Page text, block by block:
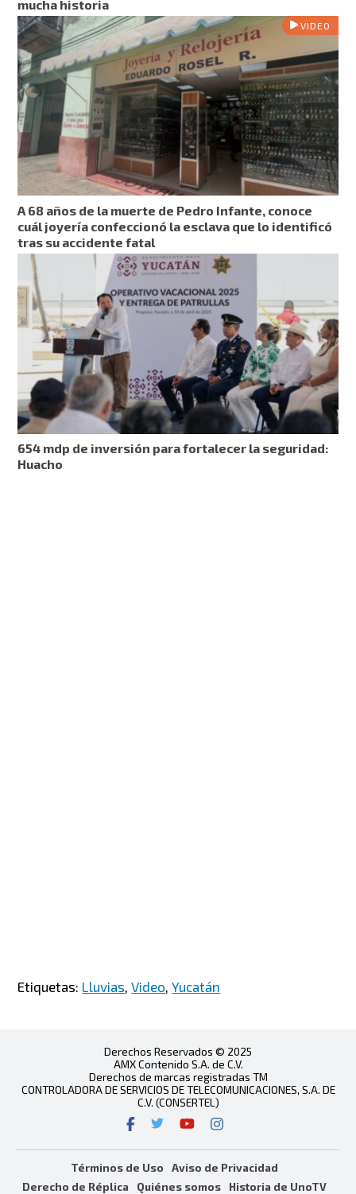
mucha historia
VIDEO
A 68 años de la muerte de Pedro Infante, conoce
cuál joyería confeccionó la esclava que lo identificó
tras su accidente fatal
654 mdp de inversión para fortalecer la seguridad:
Huacho
Etiquetas: Lluvias ,Video ,Yucatán
Derechos Reservados © 2025
AMX Contenido S.A. de C.V.
Derechos de marcas registradas TM
CONTROLADORA DE SERVICIOS DE TELECOMUNICACIONES, S.A. DE
C.V. (CONSERTEL)
Términos de Uso
Aviso de Privacidad
Derecho de Réplica
Quiénes somos Historia de UnoTV